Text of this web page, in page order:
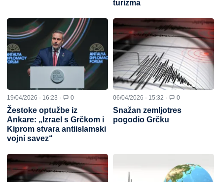
turizma
19/04/2026 · 16:23 · 0
Žestoke optužbe iz
Ankare: „Izrael s Grčkom i
Kiprom stvara antiislamski
vojni savez“
06/04/2026 · 15:32 · 0
Snažan zemljotres
pogodio Grčku